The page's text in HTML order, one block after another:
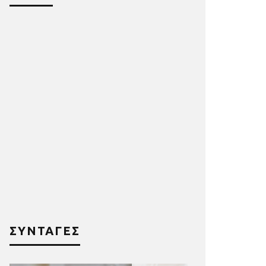
ΣΥΝΤΑΓΕΣ